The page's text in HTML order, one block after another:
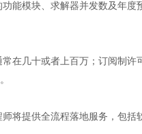
能模块、求解器并发数及年
常在几十或者上百万 ；订阅制
将提供全流程落地服务，包